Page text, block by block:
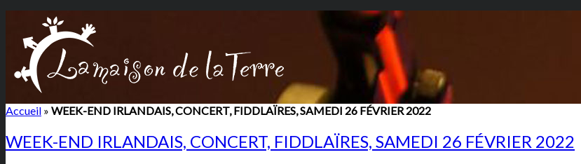
Accueil » WEEK-END IRLANDAIS, CONCERT, FIDDLAÏRES, SAMEDI 26 FÉVRIER 2022
WEEK-END IRLANDAIS, CONCERT, FIDDLAÏRES, SAMEDI 26 FÉVRIER 2022